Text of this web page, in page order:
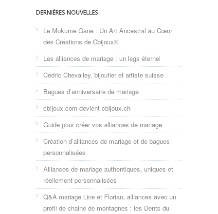
DERNIÈRES NOUVELLES
Le Mokume Gane : Un Art Ancestral au Cœur
des Créations de Cbijoux®
Les alliances de mariage : un legs éternel
Cédric Chevalley, bijoutier et artiste suisse
Bagues d’anniversaire de mariage
cbijoux.com devient cbijoux.ch
Guide pour créer vos alliances de mariage
Création d’alliances de mariage et de bagues
personnalisées
Alliances de mariage authentiques, uniques et
réellement personnalisées
Q&A mariage Line et Florian, alliances avec un
profil de chaine de montagnes : les Dents du